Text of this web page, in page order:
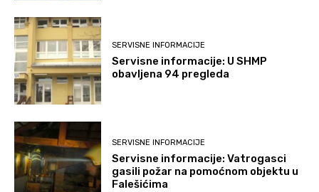
SERVISNE INFORMACIJE
Servisne informacije: U SHMP
obavljena 94 pregleda
SERVISNE INFORMACIJE
Servisne informacije: Vatrogasci
gasili požar na pomoćnom objektu u
Falešićima